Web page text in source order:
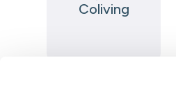
Coliving
Ventajas